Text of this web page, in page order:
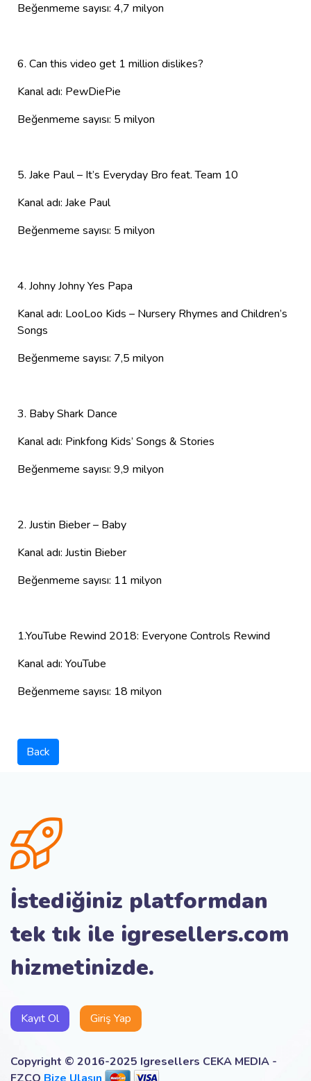
Beğenmeme sayısı: 4,7 milyon
6. Can this video get 1 million dislikes?
Kanal adı: PewDiePie
Beğenmeme sayısı: 5 milyon
5. Jake Paul – It’s Everyday Bro feat. Team 10
Kanal adı: Jake Paul
Beğenmeme sayısı: 5 milyon
4. Johny Johny Yes Papa
Kanal adı: LooLoo Kids – Nursery Rhymes and Children’s
Songs
Beğenmeme sayısı: 7,5 milyon
3. Baby Shark Dance
Kanal adı: Pinkfong Kids’ Songs & Stories
Beğenmeme sayısı: 9,9 milyon
2. Justin Bieber – Baby
Kanal adı: Justin Bieber
Beğenmeme sayısı: 11 milyon
1.YouTube Rewind 2018: Everyone Controls Rewind
Kanal adı: YouTube
Beğenmeme sayısı: 18 milyon
Back
İstediğiniz platformdan
tek tık ile igresellers.com
hizmetinizde.
Kayıt Ol Giriş Yap
Copyright © 2016-2025 Igresellers CEKA MEDIA -